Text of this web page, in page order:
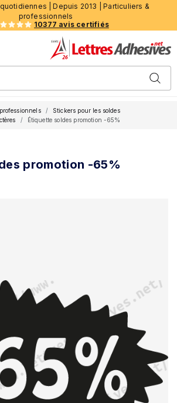
| Depuis 2013 | Particuliers &
professionnels
10377 avis certifiés
de navigation
Stickers pour les soldes
Étiquette soldes promotion -65%
promotion -65%